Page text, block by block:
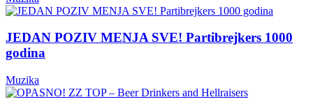
JEDAN POZIV MENJA SVE! Partibrejkers 1000
godina
Muzika